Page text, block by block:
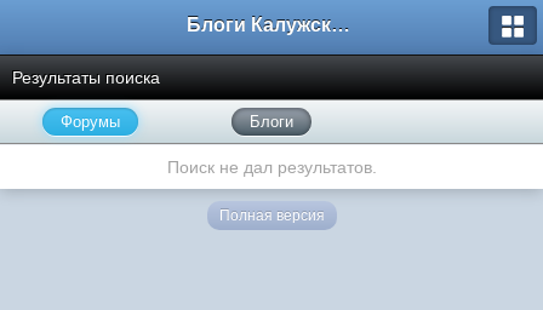
Блоги Калужского перекрестка
Результаты поиска
Форумы Блоги
Поиск не дал результатов.
Полная версия